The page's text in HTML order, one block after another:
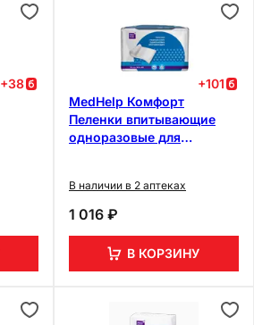
+38
+101
MedHelp Комфорт
Пеленки впитывающие
одноразовые для
В наличии в 2 аптеках
1 016 ₽
В КОРЗИНУ